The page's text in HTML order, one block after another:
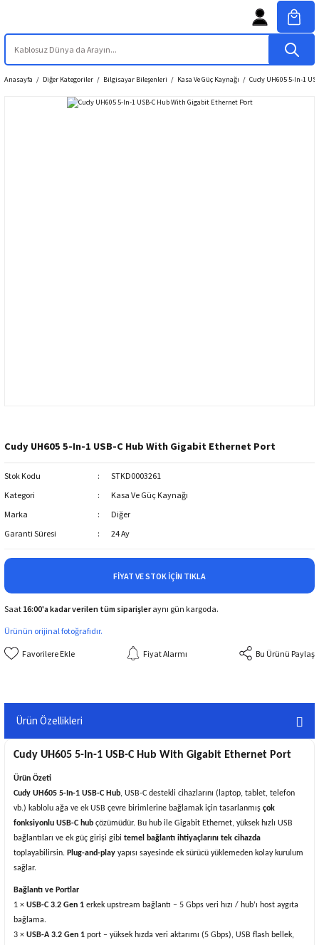
Anasayfa Diğer Kategoriler Bilgisayar Bileşenleri Kasa Ve Güç Kaynağı Cudy UH605 5-In-1
Cudy UH605 5-In-1 USB-C Hub With Gigabit Ethernet Port
Stok Kodu
STKD0003261
Kategori
Kasa Ve Güç Kaynağı
Marka
Diğer
Garanti Süresi
24 Ay
FIYAT VE STOK İÇIN TIKLA
Saat 16:00'a kadar verilen tüm siparişleraynı gün kargoda.
Ürünün orijinal fotoğrafıdır.
Fiyat Alarmı Bu Ürünü Paylaş
Ürün Özellikleri
Cudy UH605 5-In-1 USB-C Hub With Gigabit Ethernet Port
Ürün Özeti
Cudy UH605 5-In-1 USB-C Hub, USB-C destekli cihazlarını (laptop, tablet, telefon
vb.) kablolu ağa ve ek USB çevre birimlerine bağlamak için tasarlanmış çok
fonksiyonlu USB-C hub çözümüdür. Bu hub ile Gigabit Ethernet, yüksek hızlı USB
bağlantıları ve ek güç girişi gibi temel bağlantı ihtiyaçlarını tek cihazda
toplayabilirsin. Plug-and-play yapısı sayesinde ek sürücü yüklemeden kolay kurulum
sağlar.
Bağlantı ve Portlar
1 × USB-C 3.2 Gen 1 erkek upstream bağlantı – 5 Gbps veri hızı / hub’ı host aygıta
bağlama.
3 × USB-A 3.2 Gen 1 port – yüksek hızda veri aktarımı (5 Gbps), USB flash bellek,